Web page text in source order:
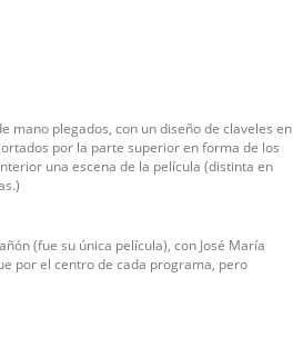
mano plegados, con un diseño de claveles en
por la parte superior en forma de los
una escena de la película (distinta en
(fue su única película), con José María
por el centro de cada programa, pero